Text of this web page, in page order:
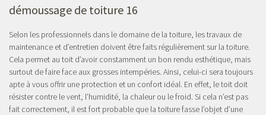
démoussage de toiture 16
Selon les professionnels dans le domaine de la toiture, les travaux de
maintenance et d’entretien doivent être faits régulièrement sur la toiture.
Cela permet au toit d’avoir constamment un bon rendu esthétique, mais
surtout de faire face aux grosses intempéries. Ainsi, celui-ci sera toujours
apte à vous offrir une protection et un confort idéal. En effet, le toit doit
résister contre le vent, l’humidité, la chaleur ou le froid. Si cela n’est pas
fait correctement, il est fort probable que la toiture fasse l’objet d’une